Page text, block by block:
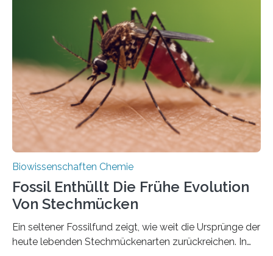
Grünalgen, die vor Hunderten von Millionen Jahren
lebten. Unter den Vorfahren sticht eine Gruppe heraus,
die noch heute in der Natur vorkommt: die
Süßwasseralge Coleochaetophyceae. Einige Arten
dieser Gruppe bilden aus Zellfäden dichte Geflechte
mit scheibenförmiger Gestalt. Was auffällig ist: Die
nächsten…
Biowissenschaften Chemie
Fossil Enthüllt Die Frühe Evolution
Von Stechmücken
Ein seltener Fossilfund zeigt, wie weit die Ursprünge der
heute lebenden Stechmückenarten zurückreichen. In